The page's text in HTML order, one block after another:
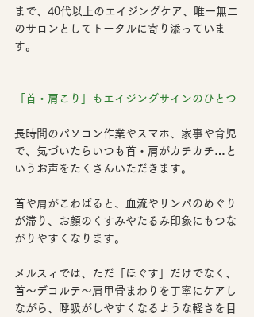
まで、 40代以上のエイジングケア、唯一無二
のサロン としてトータルに寄り添っていま
す。
「首・肩こり」もエイジングサインのひとつ
長時間のパソコン作業やスマホ、家事や育児
で、気づいたらいつも首・肩がカチカチ…と
いうお声をたくさんいただきます。
首や肩がこわばると、血流やリンパのめぐり
が滞り、お顔のくすみやたるみ印象にもつな
がりやすくなります。
メルスィでは、ただ「ほぐす」だけでなく、
首〜デコルテ〜肩甲骨まわりを丁寧にケア し
ながら、呼吸がしやすくなるような軽さを目